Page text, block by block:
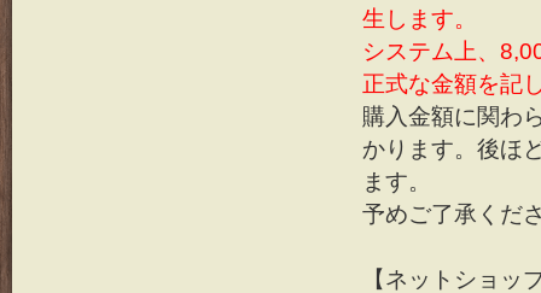
生します。
システム上、
正式な金額を記
購入金額に関わ
かります。後ほ
ます。
予めご了承くだ
【ネットショッ